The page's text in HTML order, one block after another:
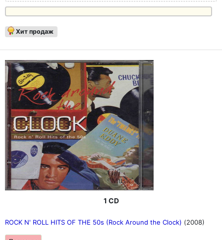
Хит продаж
1 CD
ROCK N' ROLL HITS OF THE 50s (Rock Around the Clock) (2008)